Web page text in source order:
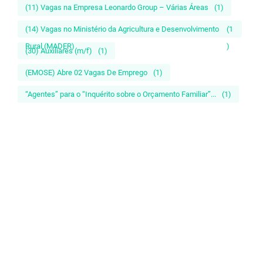
(11) Vagas na Empresa Leonardo Group – Várias Áreas (1)
(14) Vagas no Ministério da Agricultura e Desenvolvimento
Rural (MADER)
(1
)
(30) Auxiliares (m/f) (1)
(EMOSE) Abre 02 Vagas De Emprego (1)
“Agentes” para o “Inquérito sobre o Orçamento Familiar”... (1)